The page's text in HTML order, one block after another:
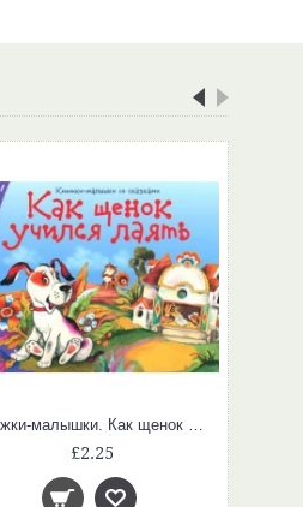
Книжки-малышки. Как щенок учился лаять
£2.25